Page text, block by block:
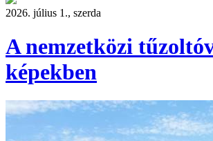
2026. július 1., szerda
A nemzetközi
képekben